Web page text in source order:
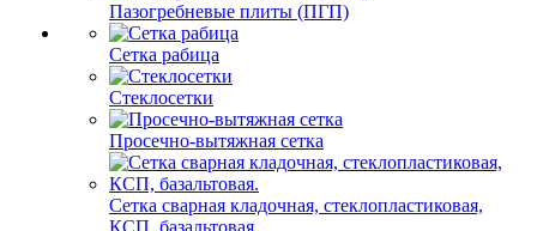
Пазогребневые плиты (ПГП)
Сетка рабица
Стеклосетки
Просечно-вытяжная сетка
Сетка сварная кладочная, стеклопластиковая,
КСП, базальтовая.